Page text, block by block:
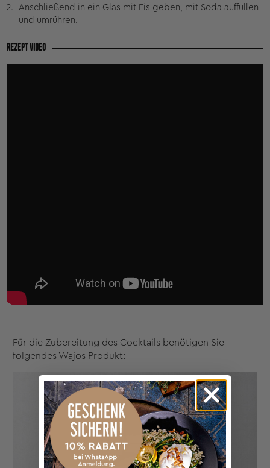
Anschließend in ein Glas mit Eis geben, mit Soda auffüllen
und umrühren.
REZEPT VIDEO
Für die Zubereitung des Cocktails benötigen Sie
folgendes Wajos Produkt: